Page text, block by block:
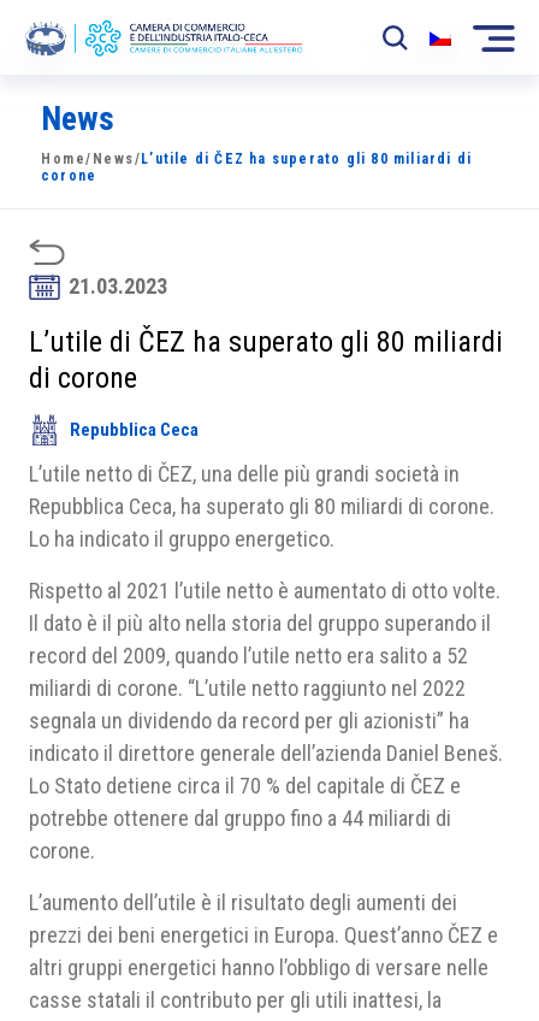
La Camera
News
Sviluppo Mercato
Soci
Partner
Progetti
Area riservata
News
Home/ News/ L’utile di ČEZ ha superato gli 80 miliardi di
corone
21.03.2023
L’utile di ČEZ ha superato gli 80 miliardi
di corone
Repubblica Ceca
L’utile netto di ČEZ, una delle più grandi società in
Repubblica Ceca, ha superato gli 80 miliardi di corone.
Lo ha indicato il gruppo energetico.
Rispetto al 2021 l’utile netto è aumentato di otto volte.
Il dato è il più alto nella storia del gruppo superando il
record del 2009, quando l’utile netto era salito a 52
miliardi di corone. “L’utile netto raggiunto nel 2022
segnala un dividendo da record per gli azionisti” ha
indicato il direttore generale dell’azienda Daniel Beneš.
Lo Stato detiene circa il 70 % del capitale di ČEZ e
potrebbe ottenere dal gruppo fino a 44 miliardi di
corone.
L’aumento dell’utile è il risultato degli aumenti dei
prezzi dei beni energetici in Europa. Quest’anno ČEZ e
altri gruppi energetici hanno l’obbligo di versare nelle
casse statali il contributo per gli utili inattesi, la